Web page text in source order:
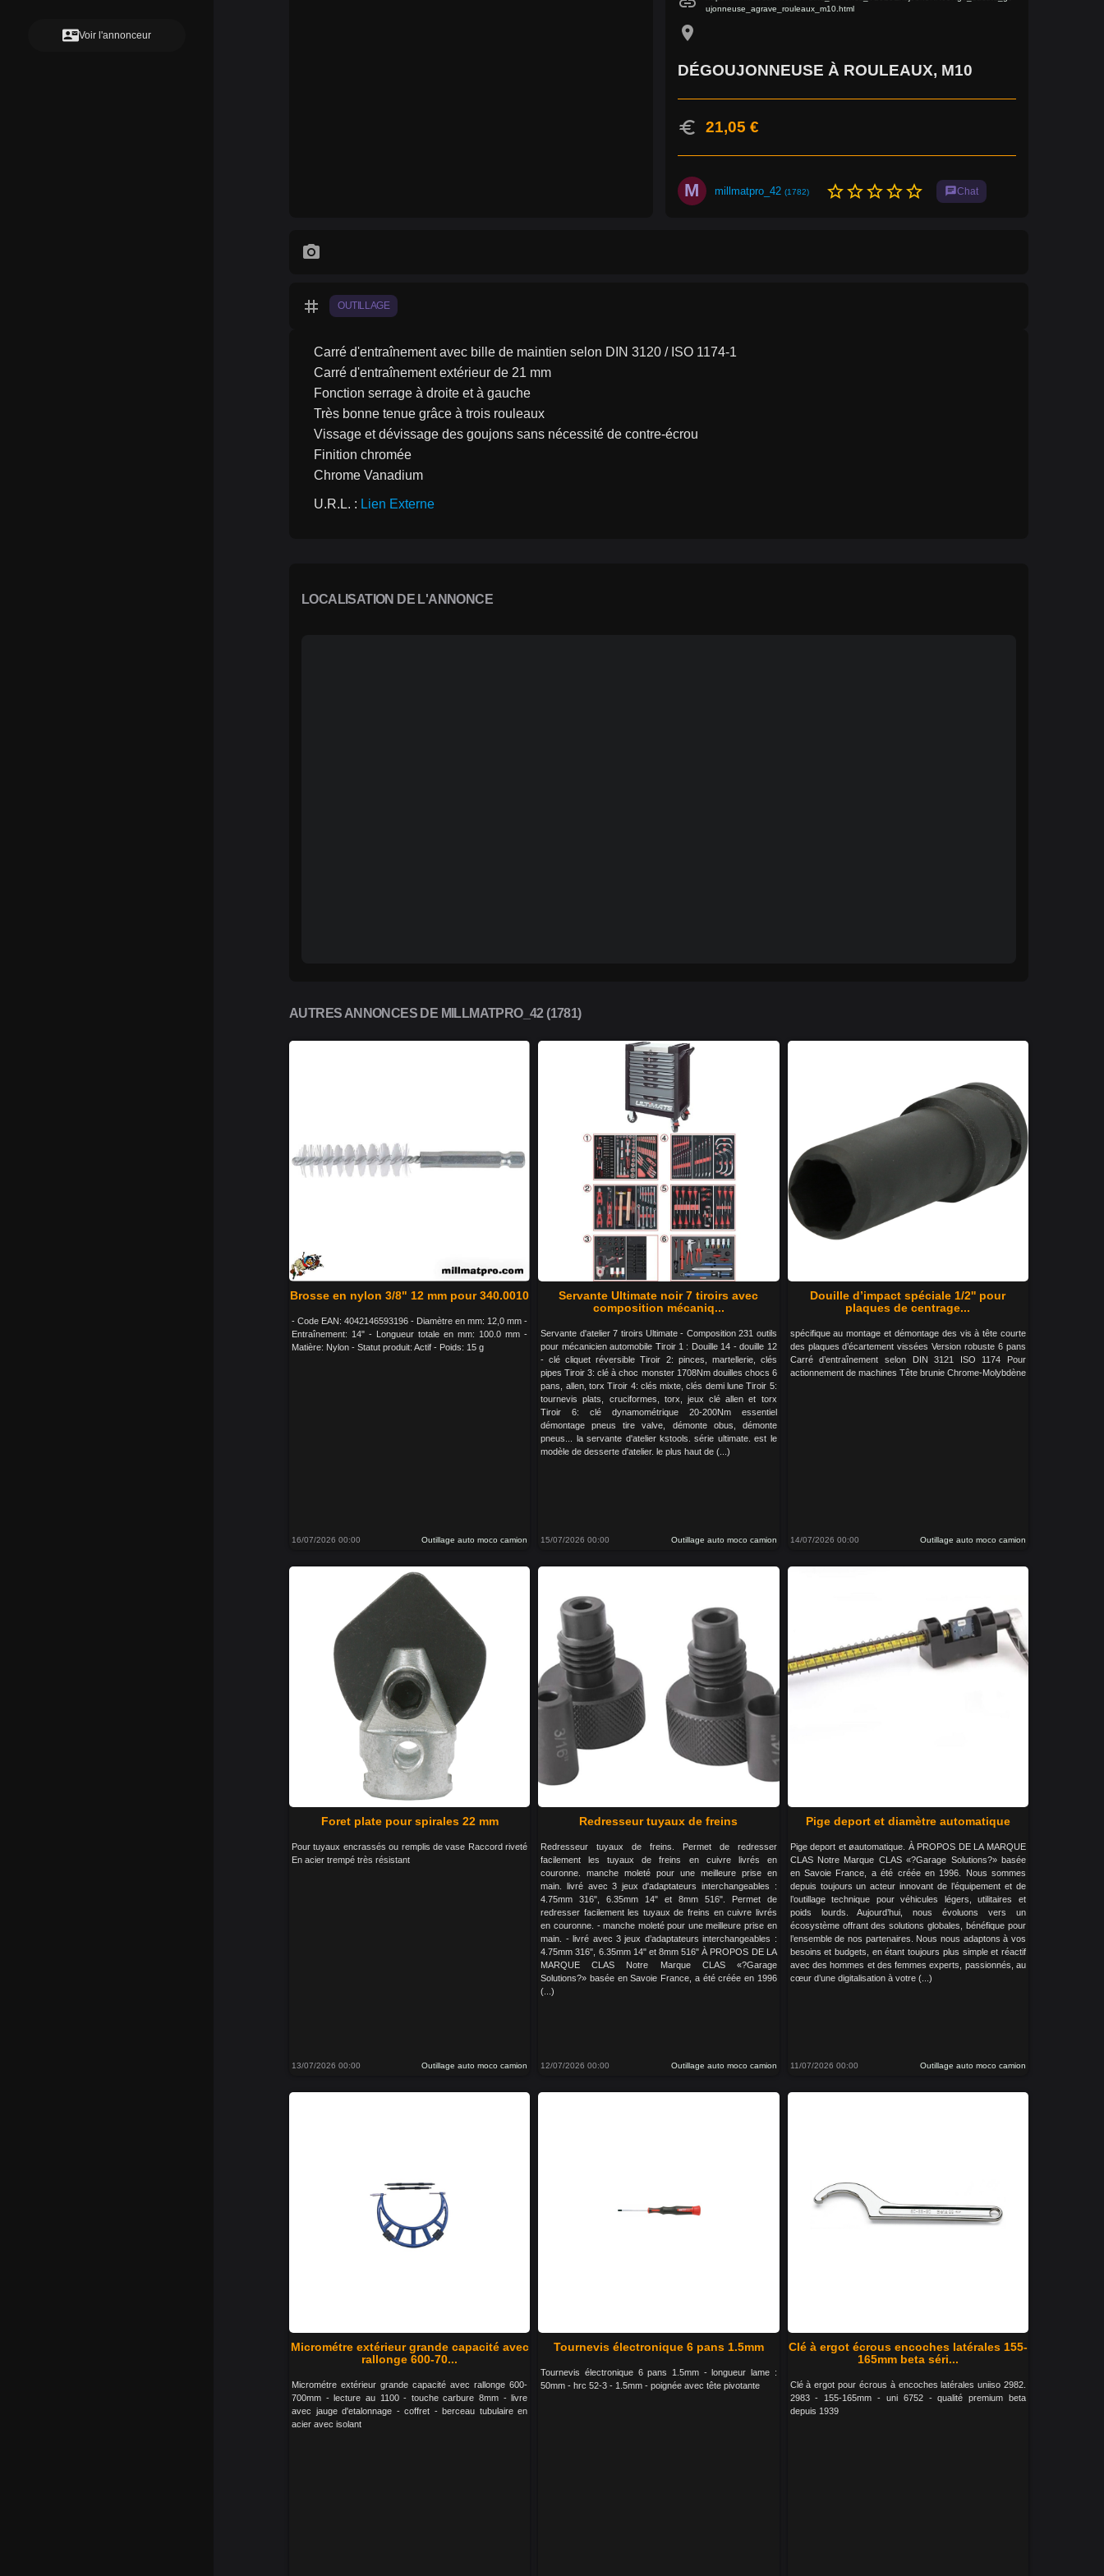
contact_mailVoir l'annonceur
ujonneuse_agrave_rouleaux_m10.html
location_on
DÉGOUJONNEUSE À ROULEAUX, M10
euro 21,05 €
M millmatpro_42 (1782) star_borderstar_borderstar_borderstar_borderstar_border chatChat
photo_camera
tag OUTILLAGE
Carré d'entraînement avec bille de maintien selon DIN 3120 / ISO 1174-1
Carré d'entraînement extérieur de 21 mm
Fonction serrage à droite et à gauche
Très bonne tenue grâce à trois rouleaux
Vissage et dévissage des goujons sans nécessité de contre-écrou
Finition chromée
Chrome Vanadium
U.R.L. : Lien Externe
LOCALISATION DE L'ANNONCE
AUTRES ANNONCES DE MILLMATPRO_42 (1781)
Brosse en nylon 3/8" 12 mm pour 340.0010
- Code EAN: 4042146593196 - Diamètre en mm: 12,0 mm -
Entraînement: 14" - Longueur totale en mm: 100.0 mm -
Matière: Nylon - Statut produit: Actif - Poids: 15 g
16/07/2026 00:00 Outillage auto moco camion
Servante Ultimate noir 7 tiroirs avec
composition mécaniq...
Servante d'atelier 7 tiroirs Ultimate - Composition 231 outils
pour mécanicien automobile Tiroir 1 : Douille 14 - douille 12
- clé cliquet réversible Tiroir 2: pinces, martellerie, clés
pipes Tiroir 3: clé à choc monster 1708Nm douilles chocs 6
pans, allen, torx Tiroir 4: clés mixte, clés demi lune Tiroir 5:
tournevis plats, cruciformes, torx, jeux clé allen et torx
Tiroir 6: clé dynamométrique 20-200Nm essentiel
démontage pneus tire valve, démonte obus, démonte
pneus... la servante d'atelier kstools. série ultimate. est le
modèle de desserte d'atelier. le plus haut de (...)
15/07/2026 00:00 Outillage auto moco camion
Douille d’impact spéciale 1/2'' pour
plaques de centrage...
spécifique au montage et démontage des vis à tête courte
des plaques d’écartement vissées Version robuste 6 pans
Carré d’entraînement selon DIN 3121 ISO 1174 Pour
actionnement de machines Tête brunie Chrome-Molybdène
14/07/2026 00:00 Outillage auto moco camion
Foret plate pour spirales 22 mm
Pour tuyaux encrassés ou remplis de vase Raccord riveté
En acier trempé très résistant
13/07/2026 00:00 Outillage auto moco camion
Redresseur tuyaux de freins
Redresseur tuyaux de freins. Permet de redresser
facilement les tuyaux de freins en cuivre livrés en
couronne. manche moleté pour une meilleure prise en
main. livré avec 3 jeux d'adaptateurs interchangeables :
4.75mm 316", 6.35mm 14" et 8mm 516". Permet de
redresser facilement les tuyaux de freins en cuivre livrés
en couronne. - manche moleté pour une meilleure prise en
main. - livré avec 3 jeux d’adaptateurs interchangeables :
4.75mm 316", 6.35mm 14" et 8mm 516" À PROPOS DE LA
MARQUE CLAS Notre Marque CLAS «?Garage
Solutions?» basée en Savoie France, a été créée en 1996
(...)
12/07/2026 00:00 Outillage auto moco camion
Pige deport et diamètre automatique
Pige deport et øautomatique. À PROPOS DE LA MARQUE
CLAS Notre Marque CLAS «?Garage Solutions?» basée
en Savoie France, a été créée en 1996. Nous sommes
depuis toujours un acteur innovant de l’équipement et de
l’outillage technique pour véhicules légers, utilitaires et
poids lourds. Aujourd’hui, nous évoluons vers un
écosystème offrant des solutions globales, bénéfique pour
l’ensemble de nos partenaires. Nous nous adaptons à vos
besoins et budgets, en étant toujours plus simple et réactif
avec des hommes et des femmes experts, passionnés, au
cœur d’une digitalisation à votre (...)
11/07/2026 00:00 Outillage auto moco camion
Micrométre extérieur grande capacité avec
rallonge 600-70...
Micrométre extérieur grande capacité avec rallonge 600-
700mm - lecture au 1100 - touche carbure 8mm - livre
avec jauge d'etalonnage - coffret - berceau tubulaire en
acier avec isolant
Tournevis électronique 6 pans 1.5mm
Tournevis électronique 6 pans 1.5mm - longueur lame :
50mm - hrc 52-3 - 1.5mm - poignée avec tête pivotante
Clé à ergot écrous encoches latérales 155-
165mm beta séri...
Clé à ergot pour écrous à encoches latérales uniiso 2982.
2983 - 155-165mm - uni 6752 - qualité premium beta
depuis 1939